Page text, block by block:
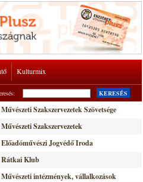
Kulturmix
KERESÉS
Művészeti Szakszervezetek Szövetsége
Művészeti Szakszervezetek
Előadóművészi Jogvédő Iroda
Rátkai Klub
Művészeti intézmények, vállalkozások